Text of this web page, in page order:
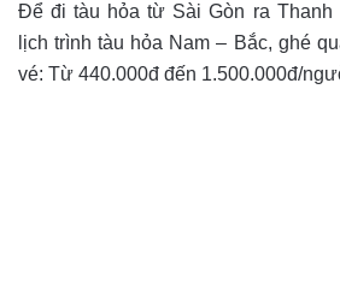
Để đi tàu hỏa từ Sài Gòn ra Thanh
lịch trình tàu hỏa Nam – Bắc, ghé
vé: Từ 440.000đ đến 1.500.000đ/